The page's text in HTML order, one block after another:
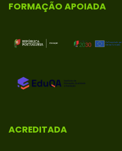
FORMAÇÃO APOIADA
ACREDITADA